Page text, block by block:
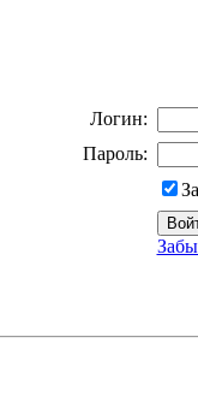
Логин:
Пароль: